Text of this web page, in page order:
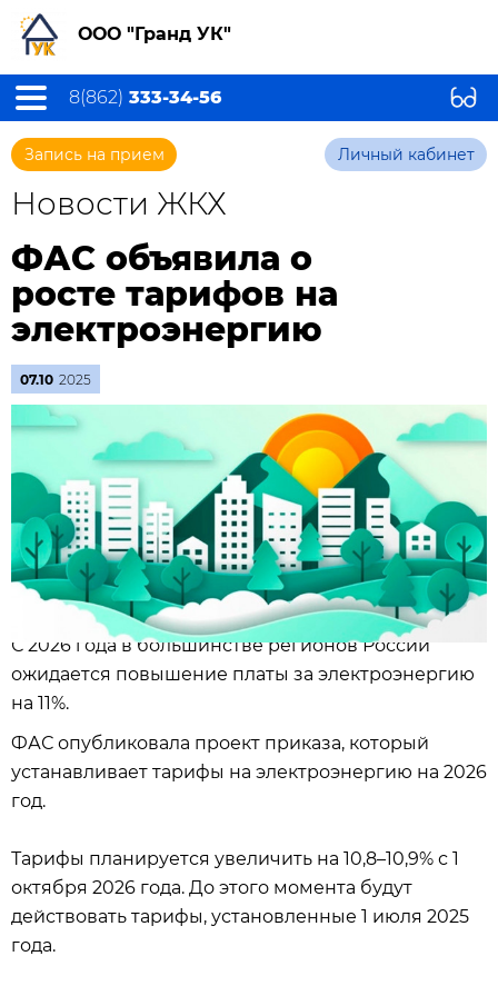
ООО "Гранд УК"
8(862) 333-34-56
Запись на прием Личный кабинет
Новости ЖКХ
ФАС объявила о
росте тарифов на
электроэнергию
07.10 2025
С 2026 года в большинстве регионов России
ожидается повышение платы за электроэнергию
на 11%.
ФАС опубликовала проект приказа, который
устанавливает тарифы на электроэнергию на 2026
год.
Тарифы планируется увеличить на 10,8–10,9% с 1
октября 2026 года. До этого момента будут
действовать тарифы, установленные 1 июля 2025
года.